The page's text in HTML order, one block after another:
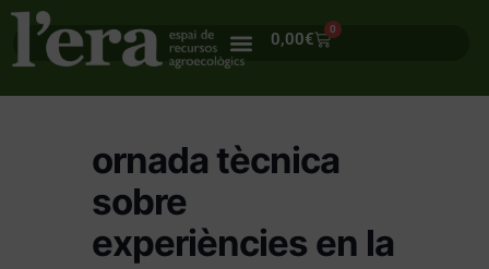
0,00€
0
ornada tècnica
sobre
experiències en la